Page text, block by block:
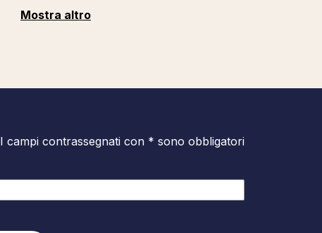
Mostra altro
I campi contrassegnati con * sono obbligatori